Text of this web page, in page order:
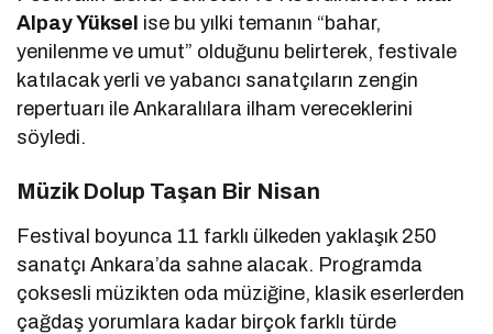
Alpay Yüksel ise bu yılki temanın “bahar,
yenilenme ve umut” olduğunu belirterek, festivale
katılacak yerli ve yabancı sanatçıların zengin
repertuarı ile Ankaralılara ilham vereceklerini
söyledi.
Müzik Dolup Taşan Bir Nisan
Festival boyunca 11 farklı ülkeden yaklaşık 250
sanatçı Ankara’da sahne alacak. Programda
çoksesli müzikten oda müziğine, klasik eserlerden
çağdaş yorumlara kadar birçok farklı türde